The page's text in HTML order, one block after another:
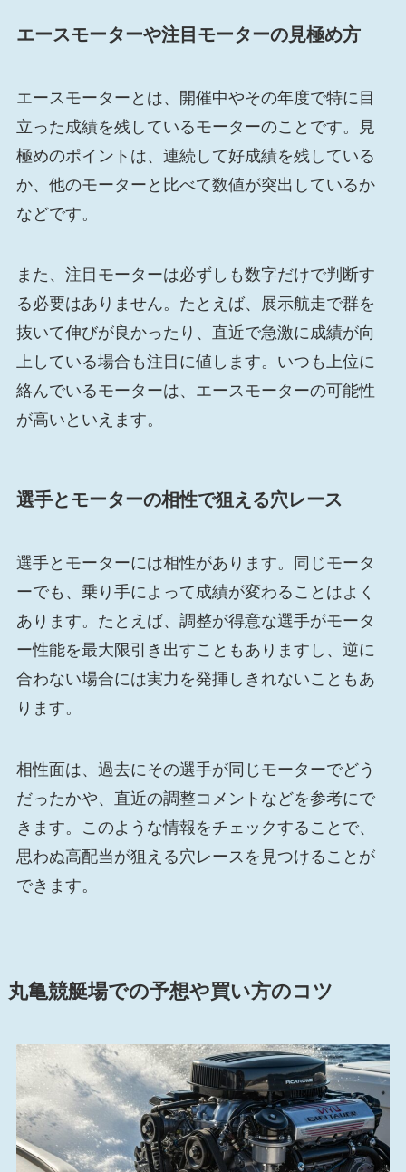
エースモーターや注目モーターの見極め方
エースモーターとは、開催中やその年度で特に目
立った成績を残しているモーターのことです。見
極めのポイントは、連続して好成績を残している
か、他のモーターと比べて数値が突出しているか
などです。
また、注目モーターは必ずしも数字だけで判断す
る必要はありません。たとえば、展示航走で群を
抜いて伸びが良かったり、直近で急激に成績が向
上している場合も注目に値します。いつも上位に
絡んでいるモーターは、エースモーターの可能性
が高いといえます。
選手とモーターの相性で狙える穴レース
選手とモーターには相性があります。同じモータ
ーでも、乗り手によって成績が変わることはよく
あります。たとえば、調整が得意な選手がモータ
ー性能を最大限引き出すこともありますし、逆に
合わない場合には実力を発揮しきれないこともあ
ります。
相性面は、過去にその選手が同じモーターでどう
だったかや、直近の調整コメントなどを参考にで
きます。このような情報をチェックすることで、
思わぬ高配当が狙える穴レースを見つけることが
できます。
丸亀競艇場での予想や買い方のコツ